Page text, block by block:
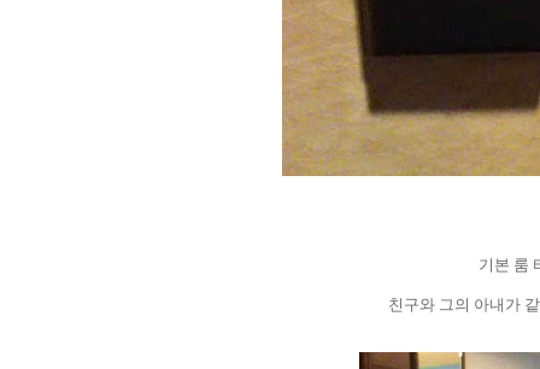
기본 룸
친구와 그의 아내가